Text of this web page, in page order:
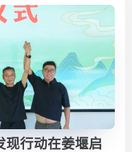
现行动在姜堰启